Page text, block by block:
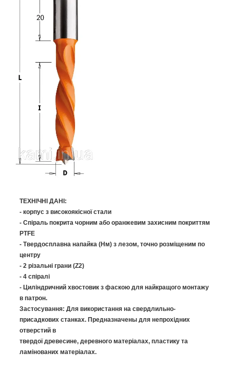
ТЕХНІЧНІ ДАНІ:
- корпуc з високоякісної стали
- Спіраль покрита чорним або оранжевим захисним покриттям
PTFE
- Твердосплавна напайка (Нм) з лезом, точно розміщеним по
центру
- 2 різальні грани (Z2)
- 4 спіралі
- Циліндричний хвостовик з фаскою для найкращого монтажу
в патрон.
Застосування: Для використання на свердлильно-
присадкових станках. Предназначены для непрохідних
отверстий в
твердої древесине, деревного матеріалах, пластику та
ламінованих матеріалах.